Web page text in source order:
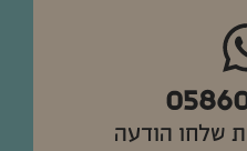
שלחו הודעה